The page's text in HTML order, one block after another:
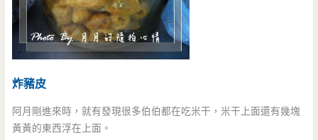
炸豬皮
阿月剛進來時，就有發現很多伯伯都在吃米干，米干上面還有幾塊
黃黃的東西浮在上面。